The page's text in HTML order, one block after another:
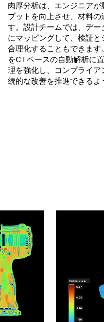
肉厚分析は、エンジニア
プットを向上させ、材料
す。設計チームでは、デー
にマッピングして、検証
合理化することもできま
をCTベースの自動解析に
理を強化し、コンプライ
続的な改善を推進できるよ